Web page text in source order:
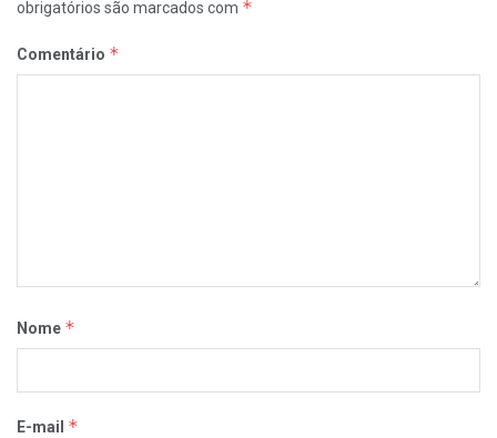
obrigatórios são marcados com *
Comentário *
Nome *
E-mail *